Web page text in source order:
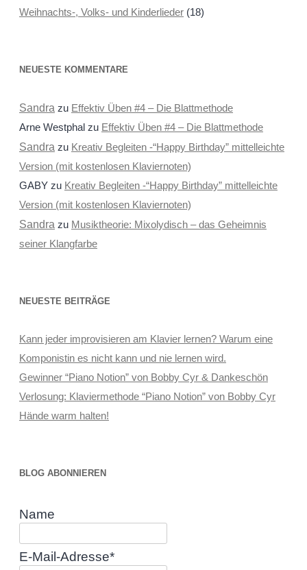
Weihnachts-, Volks- und Kinderlieder(18)
NEUESTE KOMMENTARE
Sandra zu Effektiv Üben #4 – Die Blattmethode
Arne Westphalzu Effektiv Üben #4 – Die Blattmethode
Sandra zu Kreativ Begleiten -“Happy Birthday” mittelleichte
Version (mit kostenlosen Klaviernoten)
GABYzu Kreativ Begleiten -“Happy Birthday” mittelleichte
Version (mit kostenlosen Klaviernoten)
Sandra zu Musiktheorie: Mixolydisch – das Geheimnis
seiner Klangfarbe
NEUESTE BEITRÄGE
Kann jeder improvisieren am Klavier lernen? Warum eine
Komponistin es nicht kann und nie lernen wird.
Gewinner “Piano Notion” von Bobby Cyr & Dankeschön
Verlosung: Klaviermethode “Piano Notion” von Bobby Cyr
Hände warm halten!
BLOG ABONNIEREN
Name
E-Mail-Adresse*